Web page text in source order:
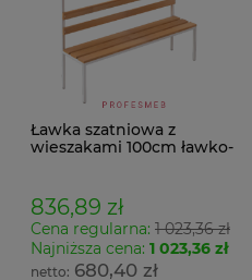
Ławka szatniowa z
wieszakami 100cm ławko-
836,89 zł
Cena regularna: 1 023,36 zł
Najniższa cena: 1 023,36 zł
680,40 zł